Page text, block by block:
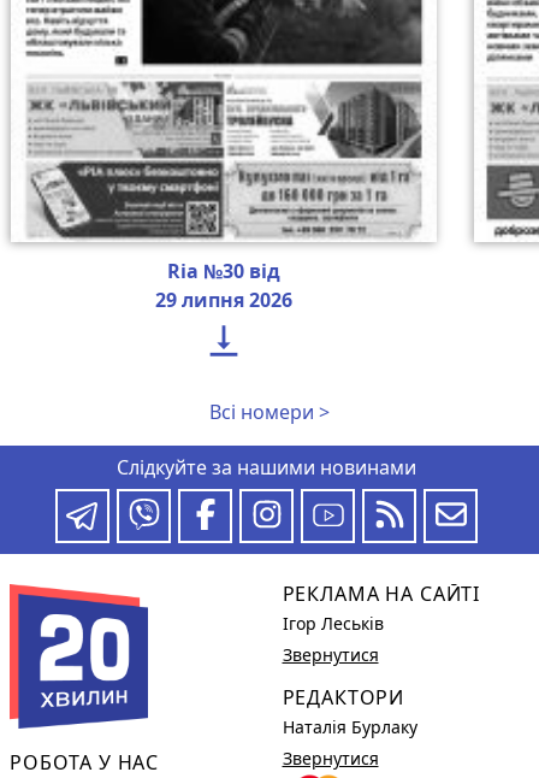
Ria №30 від
29 липня 2026

Всі номери >
Слідкуйте за нашими новинами
РОБОТА У НАС
РЕКЛАМА НА САЙТІ
Ігор Леськів
Звернутися
РЕДАКТОРИ
Наталія Бурлаку
Звернутися